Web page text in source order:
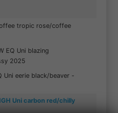
tropic rose/coffee
EQ Uni blazing
2025
Uni eerie black/beaver -
Uni carbon red/chilly